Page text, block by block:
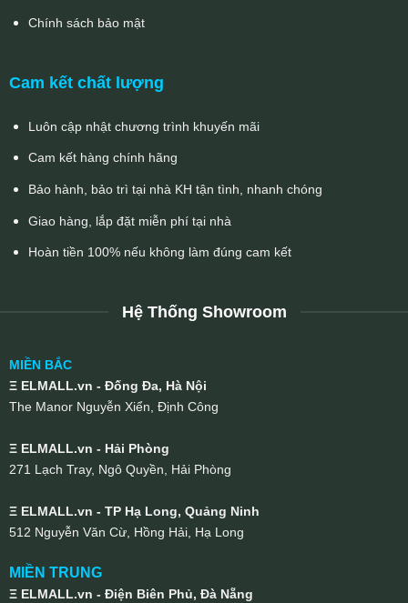
Chính sách bảo mật
Cam kết chất lượng
Luôn cập nhật chương trình khuyến mãi
Cam kết hàng chính hãng
Bảo hành, bảo trì tại nhà KH tận tình, nhanh chóng
Giao hàng, lắp đặt miễn phí tại nhà
Hoàn tiền 100% nếu không làm đúng cam kết
Hệ Thống Showroom
MIỀN BẮC
Ξ ELMALL.vn - Đống Đa, Hà Nội
The Manor Nguyễn Xiển, Định Công
Ξ ELMALL.vn - Hải Phòng
271 Lạch Tray, Ngô Quyền, Hải Phòng
Ξ ELMALL.vn - TP Hạ Long, Quảng Ninh
512 Nguyễn Văn Cừ, Hồng Hải, Hạ Long
MIỀN TRUNG
Ξ ELMALL.vn - Điện Biên Phủ, Đà Nẵng